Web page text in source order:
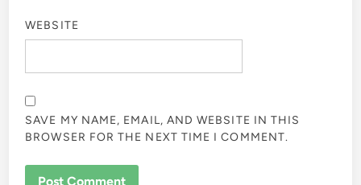
WEBSITE
SAVE MY NAME, EMAIL, AND WEBSITE IN THIS
BROWSER FOR THE NEXT TIME I COMMENT.